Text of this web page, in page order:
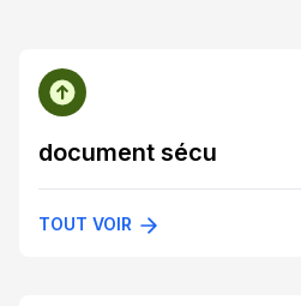
document sécu
TOUT VOIR